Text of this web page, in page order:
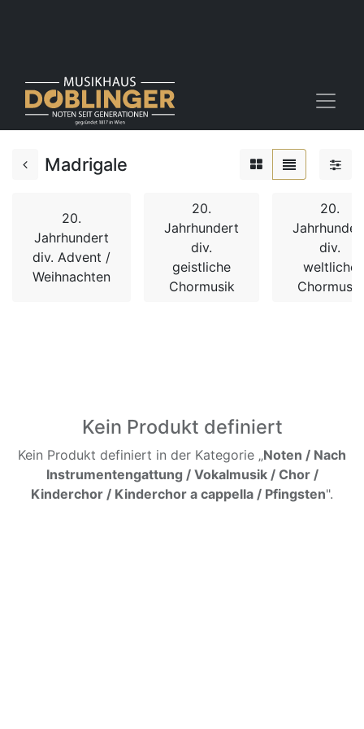
Madrigale
20.
Jahrhundert
div. Advent /
Weihnachten
20.
Jahrhundert
div.
geistliche
Chormusik
20.
div.
weltliche
Chormusik
Kein Produkt definiert
Kein Produkt definiert in der Kategorie „Noten / Nach
Instrumentengattung / Vokalmusik / Chor /
Kinderchor / Kinderchor a cappella / Pfingsten".